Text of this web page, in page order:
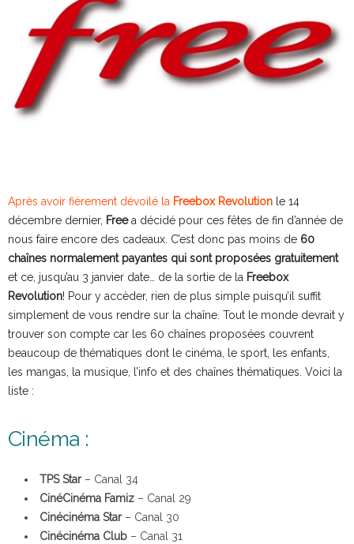
Après avoir fièrement dévoilé la Freebox Revolution le 14
décembre dernier, Freea décidé pour ces fêtes de fin d’année de
nous faire encore des cadeaux. C’est donc pas moins de 60
chaînes normalement payantes qui sont proposées gratuitement
et ce, jusqu’au 3 janvier date… de la sortie de la Freebox
Revolution! Pour y accèder, rien de plus simple puisqu’il suffit
simplement de vous rendre sur la chaîne. Tout le monde devrait y
trouver son compte car les 60 chaînes proposées couvrent
beaucoup de thématiques dont le cinéma, le sport, les enfants,
les mangas, la musique, l’info et des chaînes thématiques. Voici la
liste :
Cinéma :
TPS Star– Canal 34
CinéCinéma Famiz – Canal 29
Cinécinéma Star– Canal 30
Cinécinéma Club – Canal 31